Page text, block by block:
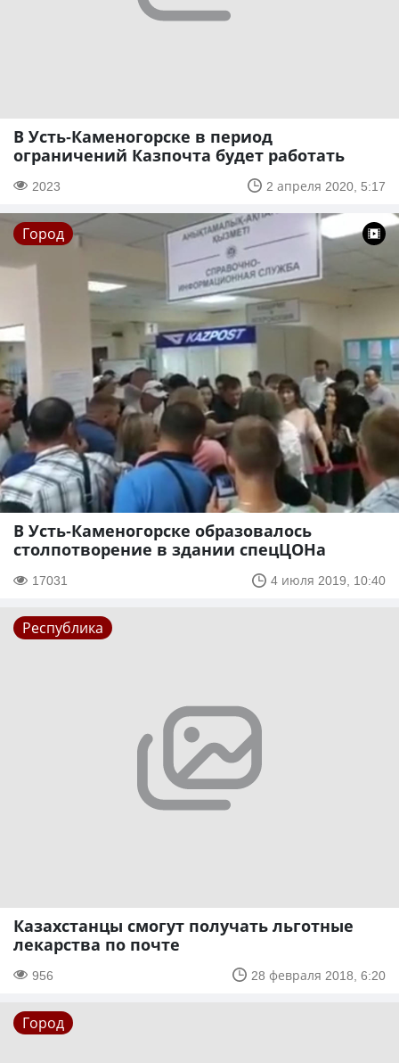
В Усть-Каменогорске в период
ограничений Казпочта будет работать
2023 2 апреля 2020, 5:17
Город
В Усть-Каменогорске образовалось
столпотворение в здании спецЦОНа
17031 4 июля 2019, 10:40
Республика
Казахстанцы смогут получать льготные
лекарства по почте
956 28 февраля 2018, 6:20
Город